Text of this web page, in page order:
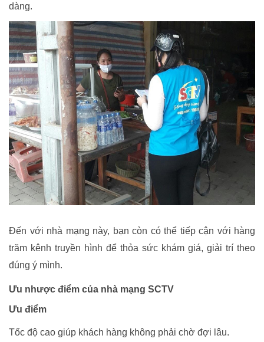
dàng.
Đến với nhà mạng này, bạn còn có thể tiếp cận với hàng
trăm kênh truyền hình để thỏa sức khám giá, giải trí theo
đúng ý mình.
Ưu nhược điểm của nhà mạng SCTV
Ưu điểm
Tốc độ cao giúp khách hàng không phải chờ đợi lâu.